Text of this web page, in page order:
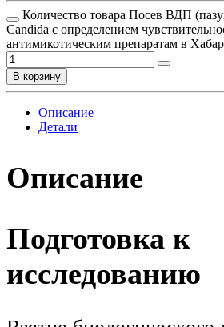
Количество товара Посев ВДП
Candida с определением
антимикотическим препаратам в
В корзину
Описание
Детали
Описание
Подготовка к
исследованию